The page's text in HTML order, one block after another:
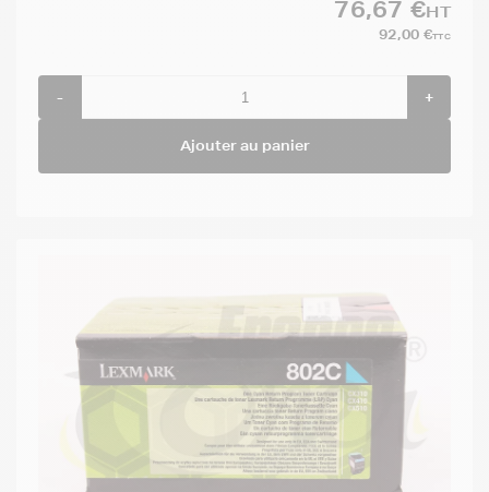
76,67 €HT
92,00 €TTC
- +
Ajouter au panier